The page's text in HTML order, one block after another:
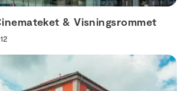
& Visningsrommet